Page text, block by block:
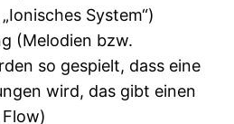
System“)
(Melodien bzw.
so gespielt, dass eine
wird, das gibt einen